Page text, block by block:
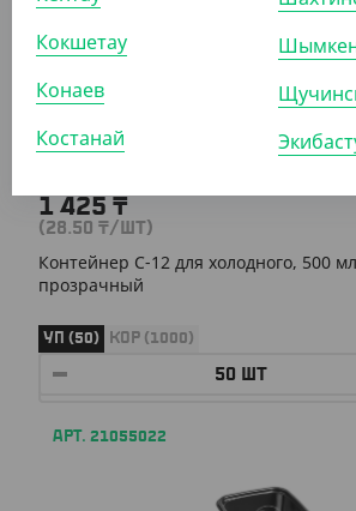
АРТ. 2105603
1 425 ₸
(28.50 ₸/ШТ)
Контейнер С-12 для холодного, 500
прозрачный
УП (50) КОР (1000)
АРТ. 21055022
Кокшетау
Конаев
Костанай